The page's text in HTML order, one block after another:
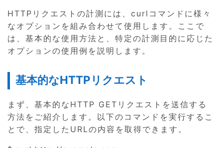
HTTPリクエストの計測には、curlコマンドに様々
なオプションを組み合わせて使用します。ここで
は、基本的な使用方法と、特定の計測目的に応じた
オプションの使用例を説明します。
基本的なHTTPリクエスト
まず、基本的なHTTP GETリクエストを送信する
方法をご紹介します。以下のコマンドを実行するこ
とで、指定したURLの内容を取得できます。